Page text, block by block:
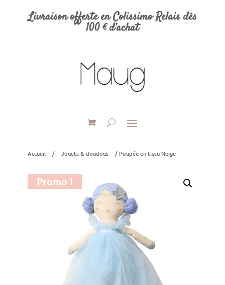
Livraison offerte en Colissimo Relais dès
100 € d’achat
Accueil / Jouets & doudous / Poupée en tissu Neige
Promo !